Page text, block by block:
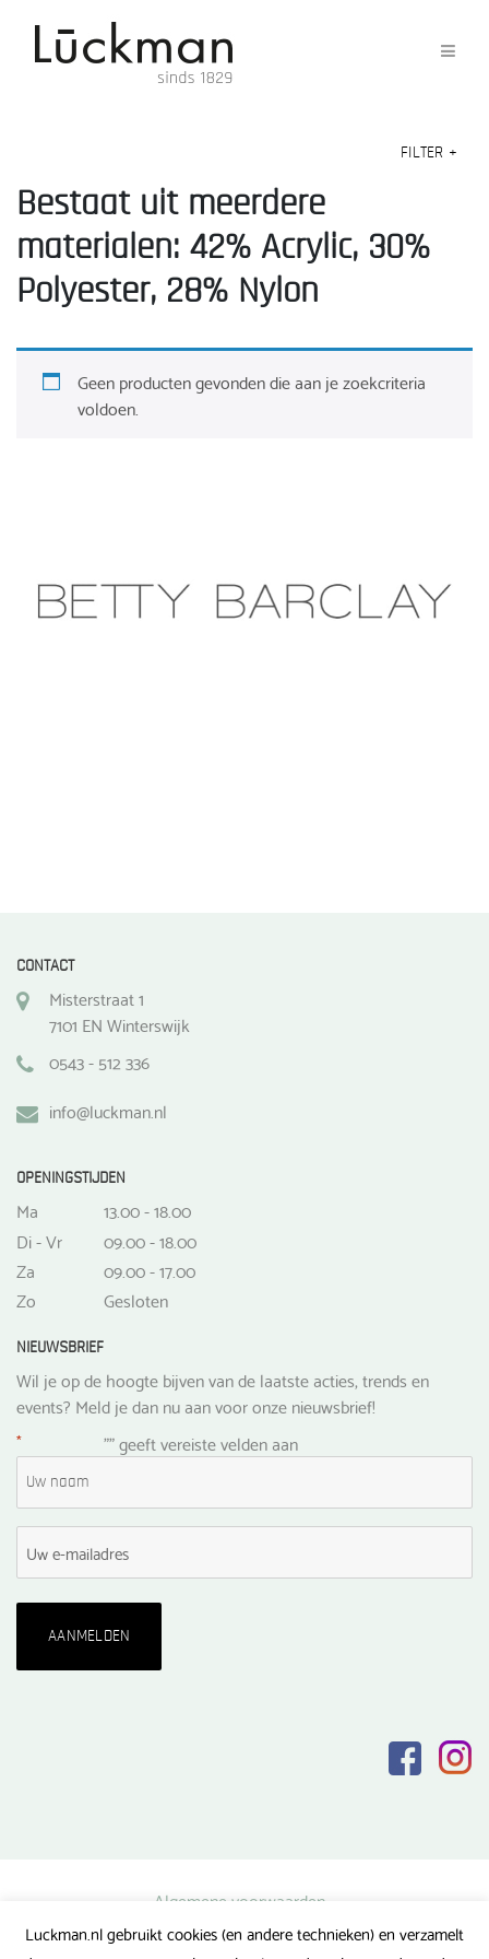
FILTER +
Bestaat uit meerdere
materialen: 42% Acrylic, 30%
Polyester, 28% Nylon
Geen producten gevonden die aan je zoekcriteria
voldoen.
CONTACT
Misterstraat 1
7101 EN Winterswijk
0543 - 512 336
info@luckman.nl
OPENINGSTIJDEN
Ma
13.00 - 18.00
Di - Vr
09.00 - 18.00
Za
09.00 - 17.00
Zo
Gesloten
NIEUWSBRIEF
Wil je op de hoogte bijven van de laatste acties, trends en
events? Meld je dan nu aan voor onze nieuwsbrief!
"
* " geeft vereiste velden aan
Algemene voorwaarden
Privacy verklaring
Luckman.nl gebruikt cookies (en andere technieken) en verzamelt